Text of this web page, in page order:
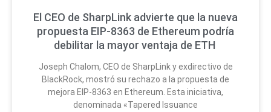
El CEO de SharpLink advierte que la nueva
propuesta EIP-8363 de Ethereum podría
debilitar la mayor ventaja de ETH
Joseph Chalom, CEO de SharpLink y exdirectivo de
BlackRock, mostró su rechazo a la propuesta de
mejora EIP-8363 en Ethereum. Esta iniciativa,
denominada «Tapered Issuance